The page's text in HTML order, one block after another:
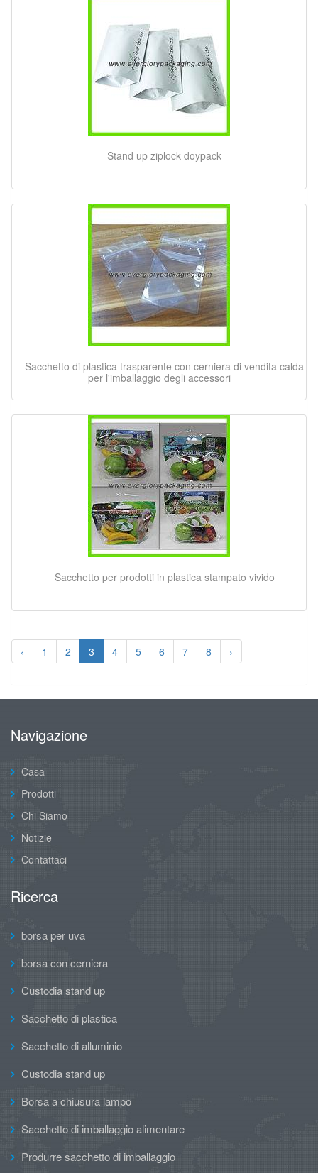
Stand up ziplock doypack
Sacchetto di plastica trasparente con cerniera di vendita calda
per l'imballaggio degli accessori
Sacchetto per prodotti in plastica stampato vivido
‹ 1 2 3 4 5 6 7 8 ›
Navigazione
Casa
Prodotti
Chi Siamo
Notizie
Contattaci
Ricerca
borsa per uva
borsa con cerniera
Custodia stand up
Sacchetto di plastica
Sacchetto di alluminio
Custodia stand up
Borsa a chiusura lampo
Sacchetto di imballaggio alimentare
Produrre sacchetto di imballaggio